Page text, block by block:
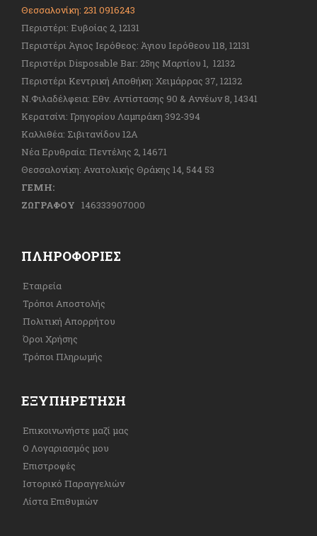
Θεσσαλονίκη: 231 0916243
Περιστέρι: Ευβοίας 2, 12131
Περιστέρι Άγιος Ιερόθεος: Άγιου Ιερόθεου 118, 12131
Περιστέρι Disposable Bar: 25ης Μαρτίου 1, 12132
Περιστέρι Κεντρική Αποθήκη: Χειμάρρας 37, 12132
Ν.Φιλαδέλφεια: Εθν. Αντίστασης 90 & Αννέων 8, 14341
Κερατσίνι: Γρηγορίου Λαμπράκη 392-394
Καλλιθέα: Σιβιτανίδου 12Α
Νέα Ερυθραία: Πεντέλης 2, 14671
Θεσσαλονίκη: Ανατολικής Θράκης 14, 544 53
ΓΕΜΗ:
ΖΩΓΡΑΦΟΥ 146333907000
ΠΛΗΡΟΦΟΡΊΕΣ
Εταιρεία
Τρόποι Αποστολής
Πολιτική Απορρήτου
Όροι Χρήσης
Τρόποι Πληρωμής
ΕΞΥΠΗΡΈΤΗΣΗ
Επικοινωνήστε μαζί μας
Ο Λογαριασμός μου
Επιστροφές
Ιστορικό Παραγγελιών
Λίστα Επιθυμιών